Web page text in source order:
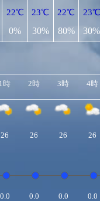
22℃
0%
23℃
30%
22℃
80%
23℃
30%
1時 2時 3時 4時
26 26 26 26
0.0 0.0 0.0 0.0